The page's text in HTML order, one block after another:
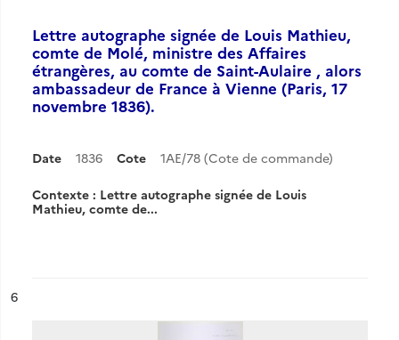
Lettre autographe signée de Louis Mathieu,
comte de Molé, ministre des Affaires
étrangères, au comte de Saint-Aulaire , alors
ambassadeur de France à Vienne (Paris, 17
novembre 1836).
Date 1836 Cote 1AE/78 (Cote de commande)
Contexte : Lettre autographe signée de Louis
Mathieu, comte de...
n°
6